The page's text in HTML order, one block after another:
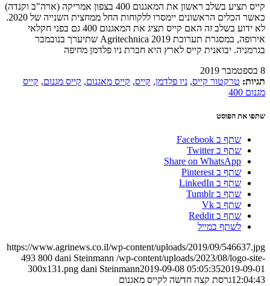
קייס תציע בשלב ראשון את המאגנום 400 בצפון אמריקה (ארה"ב וקנדה)
כאשר הכלים הראשונים יימסרו ללקוחות החל ממחצית השנייה של 2020.
לא ידוע בשלב זה האם קייס תציג את המאגנום 400 גם בפני חקלאי
אירופה, במסגרת תערוכת Agritechnica 2019 שתיערך בנובמבר
בגרמניה. יבואנית קייס לארץ היא חברת ניו פלדמן מחיפה
8 בספטמבר 2019
תגיות: טרקטור קייס, ניו פלדמן, קייס, קייס מאגנום, קייס מגנום, קייס
מגנום 400
שתפו את הפוסט
שתף ב Facebook
שתף ב Twitter
Share on WhatsApp
שתף ב Pinterest
שתף ב LinkedIn
שתף ב Tumblr
שתף ב Vk
שתף ב Reddit
לשתף במייל
https://www.agrinews.co.il/wp-content/uploads/2019/09/546637.jpg
493 800 dani Steinmann /wp-content/uploads/2023/08/logo-site-
300x131.png dani Steinmann2019-09-08 05:05:352019-09-01
12:04:43גרסת קצה חדשה לקייס מאגנום